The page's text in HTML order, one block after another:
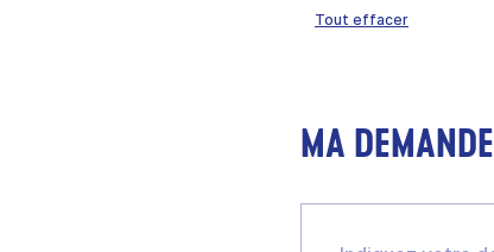
Tout effacer
MA DEMANDE